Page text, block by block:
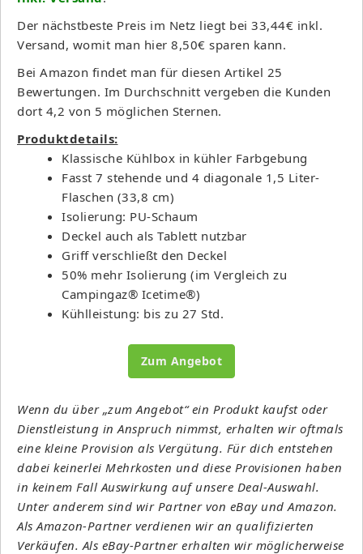
Der nächstbeste Preis im Netz liegt bei 33,44€ inkl.
Versand, womit man hier 8,50€ sparen kann.
Bei Amazon findet man für diesen Artikel 25
Bewertungen. Im Durchschnitt vergeben die Kunden
dort 4,2 von 5 möglichen Sternen.
Produktdetails:
Klassische Kühlbox in kühler Farbgebung
Fasst 7 stehende und 4 diagonale 1,5 Liter-
Flaschen (33,8 cm)
Isolierung: PU-Schaum
Deckel auch als Tablett nutzbar
Griff verschließt den Deckel
50% mehr Isolierung (im Vergleich zu
Campingaz® Icetime®)
Kühlleistung: bis zu 27 Std.
Zum Angebot
Wenn du über „zum Angebot“ ein Produkt kaufst oder
Dienstleistung in Anspruch nimmst, erhalten wir oftmals
eine kleine Provision als Vergütung. Für dich entstehen
dabei keinerlei Mehrkosten und diese Provisionen haben
in keinem Fall Auswirkung auf unsere Deal-Auswahl.
Unter anderem sind wir Partner von eBay und Amazon.
Als Amazon-Partner verdienen wir an qualifizierten
Verkäufen. Als eBay-Partner erhalten wir möglicherweise